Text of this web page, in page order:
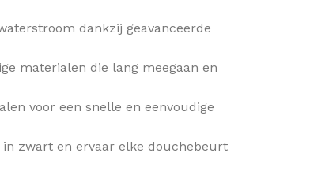
dankzij geavanceerde
materialen die lang meegaan en
voor een snelle en eenvoudige
zwart en ervaar elke douchebeurt